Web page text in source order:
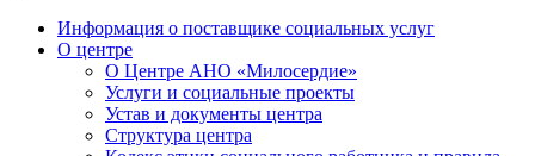
Информация о поставщике социальных услуг
О центре
О Центре АНО «Милосердие»
Услуги и социальные проекты
Устав и документы центра
Структура центра